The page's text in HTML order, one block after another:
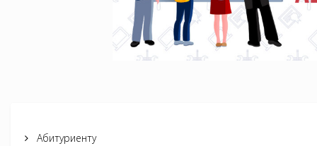
Абитуриенту